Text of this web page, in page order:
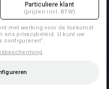
Particuliere klant
(prijzen incl. BTW)
met werking voor de toekomst
ons privacybeleid. U kunt uw
configureren”.
.